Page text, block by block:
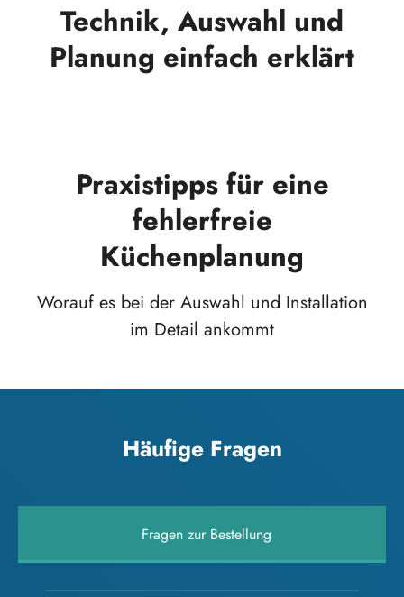
Technik, Auswahl und
Planung einfach erklärt
Praxistipps für eine
fehlerfreie
Küchenplanung
Worauf es bei der Auswahl und Installation
im Detail ankommt
Häufige Fragen
Fragen zur Bestellung